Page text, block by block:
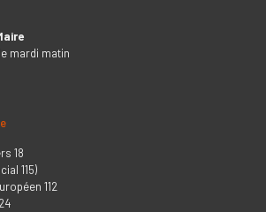
mardi matin
18
115)
112